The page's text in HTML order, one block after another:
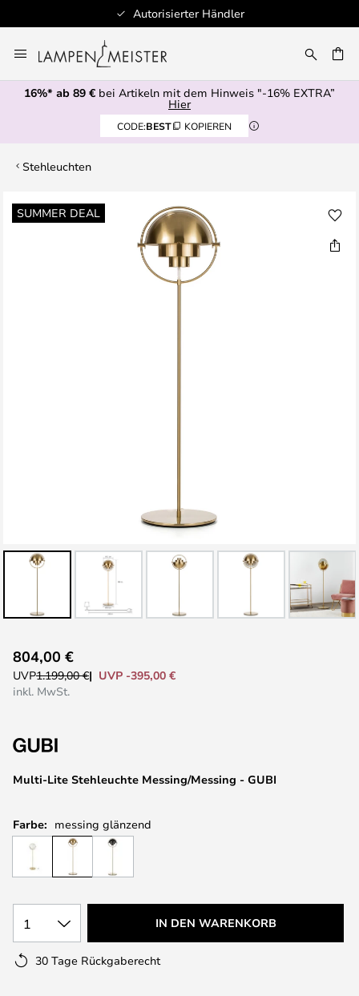
Autorisierter Händler
Inhalt
springen
16%* ab 89 € bei Artikeln mit dem Hinweis "-16% EXTRA”
Hier
CODE:BEST KOPIEREN
Stehleuchten
SUMMER DEAL
Zum
Ende
Anfang
der
Multi-Lite Stehleuchte Messing/Messing - GUBI
804,00 €
UVP1.199,00 €
UVP -395,00 €
inkl. MwSt.
Farbe: messing glänzend
1 IN DEN WARENKORB
30 Tage Rückgaberecht